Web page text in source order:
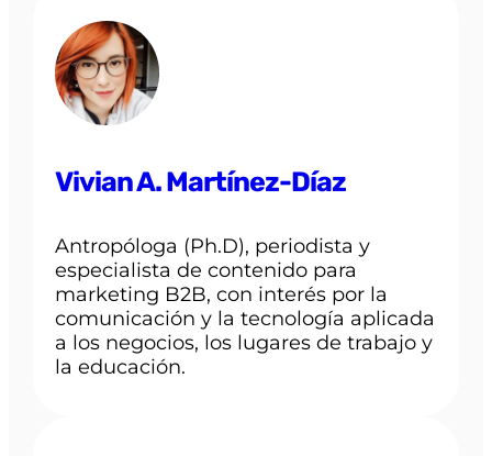
Vivian A. Martínez-Díaz
Antropóloga (Ph.D), periodista y
especialista de contenido para
marketing B2B, con interés por la
comunicación y la tecnología aplicada
a los negocios, los lugares de trabajo y
la educación.